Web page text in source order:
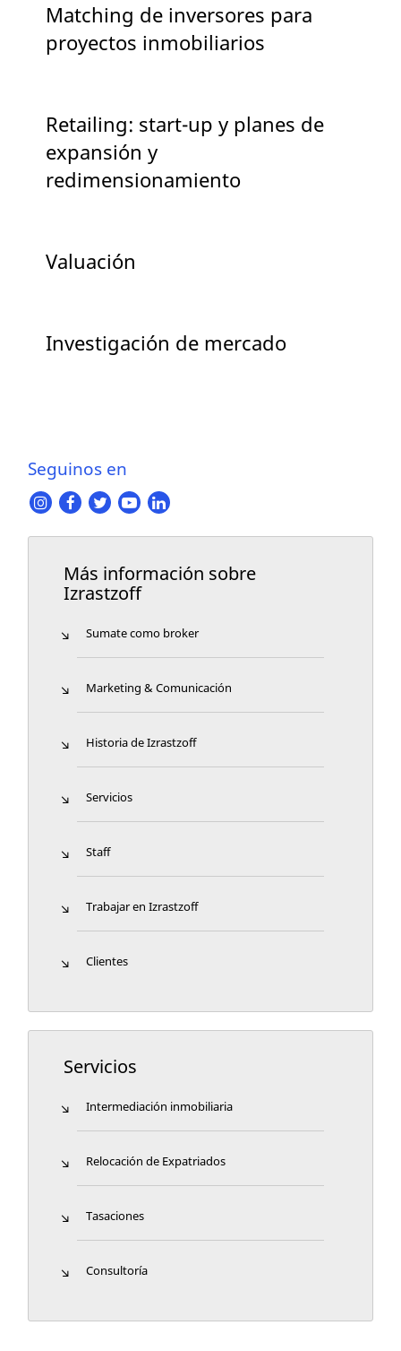
Matching de inversores para
proyectos inmobiliarios
Retailing: start-up y planes de
expansión y
redimensionamiento
Valuación
Investigación de mercado
Seguinos en
Más información sobre
Izrastzoff
Sumate como broker
Marketing & Comunicación
Historia de Izrastzoff
Servicios
Staff
Trabajar en Izrastzoff
Clientes
Servicios
Intermediación inmobiliaria
Relocación de Expatriados
Tasaciones
Consultoría